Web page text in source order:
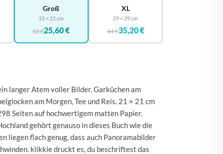
DÄNEMARK
DEUTSCHLAND
FRANKREICH
GRIECHENLAND
IRLAND
ITALIEN
Groß
21 × 21 cm
32 €25,60 €
XL
29 × 29 cm
44 €35,20 €
langer Atem voller Bilder. Garküchen am
am Morgen, Tee und Reis. 21 × 21 cm
Seiten auf hochwertigem matten Papier.
gehört genauso in dieses Buch wie die
liegen flach genug, dass auch Panoramabilder
klikkie druckt es, du beschriftest das